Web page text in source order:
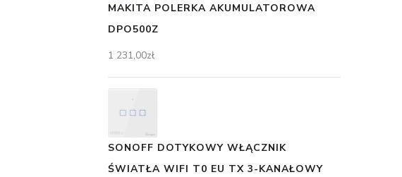
MAKITA POLERKA AKUMULATOROWA
DPO500Z
1 231,00zł
SONOFF DOTYKOWY WŁĄCZNIK
ŚWIATŁA WIFI T0 EU TX 3-KANAŁOWY